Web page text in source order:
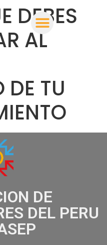
DEBES
AL
DE TU
DE
DEL PERU